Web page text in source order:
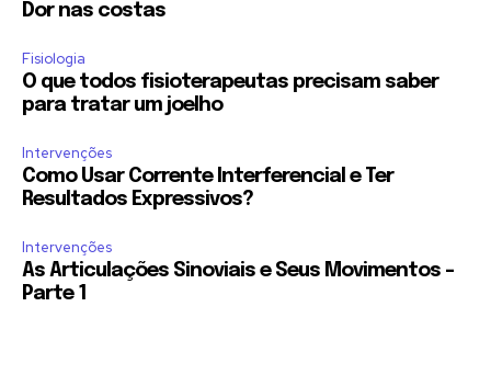
Dor nas costas
Fisiologia
O que todos fisioterapeutas precisam saber
para tratar um joelho
Intervenções
Como Usar Corrente Interferencial e Ter
Resultados Expressivos?
Intervenções
As Articulações Sinoviais e Seus Movimentos –
Parte 1